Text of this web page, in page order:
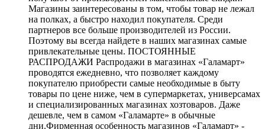
Магазины заинтересованы в том, чтобы товар не лежал
на полках, а быстро находил покупателя. Среди
партнеров все больше производителей из России.
Поэтому вы всегда найдете в наших магазинах самые
привлекательные цены. ПОСТОЯННЫЕ
РАСПРОДАЖИ Распродажи в магазинах «Галамарт»
проводятся ежедневно, что позволяет каждому
покупателю приобрести самые необходимые в быту
товары по цене ниже, чем в супермаркетах, универсамах
и специализированных магазинах хозтоваров. Даже
дешевле, чем в самом «Галамарте» в обычные
дни.Фирменная особенность магазинов «Галамарт» -